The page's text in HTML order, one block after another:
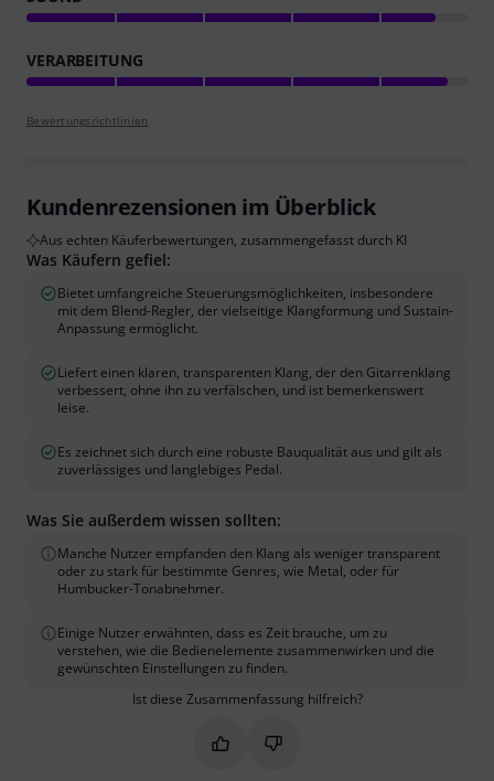
VERARBEITUNG
Bewertungsrichtlinien
Kundenrezensionen im Überblick
Aus echten Käuferbewertungen, zusammengefasst durch KI
Was Käufern gefiel:
Bietet umfangreiche Steuerungsmöglichkeiten, insbesondere
mit dem Blend-Regler, der vielseitige Klangformung und Sustain-
Anpassung ermöglicht.
Liefert einen klaren, transparenten Klang, der den Gitarrenklang
verbessert, ohne ihn zu verfälschen, und ist bemerkenswert
leise.
Es zeichnet sich durch eine robuste Bauqualität aus und gilt als
zuverlässiges und langlebiges Pedal.
Was Sie außerdem wissen sollten:
Manche Nutzer empfanden den Klang als weniger transparent
oder zu stark für bestimmte Genres, wie Metal, oder für
Humbucker-Tonabnehmer.
Einige Nutzer erwähnten, dass es Zeit brauche, um zu
verstehen, wie die Bedienelemente zusammenwirken und die
gewünschten Einstellungen zu finden.
Ist diese Zusammenfassung hilfreich?
Markieren Sie diese
Markieren Sie diese